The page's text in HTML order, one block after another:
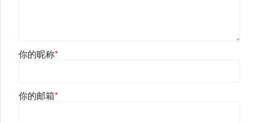
你的昵称*
你的邮箱*